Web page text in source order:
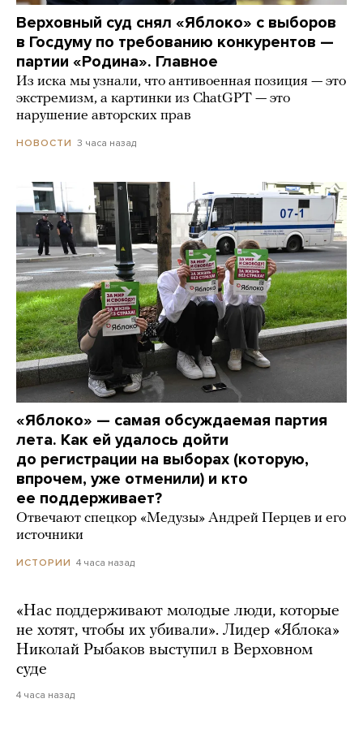
Верховный суд снял «Яблоко» с выборов
в Госдуму по требованию конкурентов —
партии «Родина». Главное
Из иска мы узнали, что антивоенная позиция — это
экстремизм, а картинки из СhatGPT — это
нарушение авторских прав
НОВОСТИ 3 часа назад
«Яблоко» — самая обсуждаемая партия
лета. Как ей удалось дойти
до регистрации на выборах (которую,
впрочем, уже отменили) и кто
ее поддерживает?
Отвечают спецкор «Медузы» Андрей Перцев и его
источники
ИСТОРИИ 4 часа назад
«Нас поддерживают молодые люди, которые
не хотят, чтобы их убивали». Лидер «Яблока»
Николай Рыбаков выступил в Верховном
суде
4 часа назад